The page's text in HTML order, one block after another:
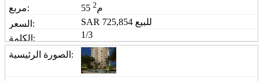
55 م2
SAR 725,854 للبيع
1/3